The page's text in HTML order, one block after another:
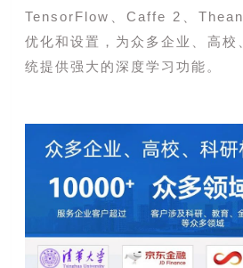
TensorFlow、Caffe 2、
优化和设置，为众多企业、高校
统提供强大的深度学习功能。